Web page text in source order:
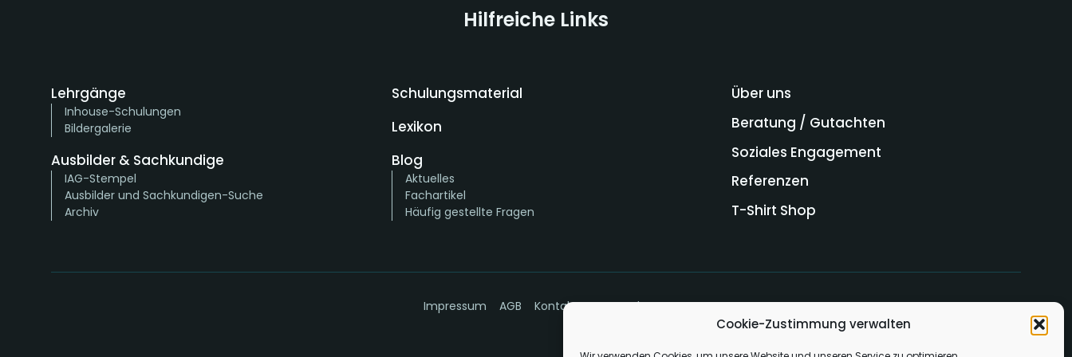
Cookie-Zustimmung verwalten
Hilfreiche Links
Lehrgänge
Inhouse-Schulungen
Bildergalerie
Ausbilder & Sachkundige
IAG-Stempel
Ausbilder und Sachkundigen-Suche
Archiv
Schulungsmaterial
Lexikon
Blog
Aktuelles
Fachartikel
Häufig gestellte Fragen
Über uns
Beratung / Gutachten
Soziales Engagement
Referenzen
T-Shirt Shop
Impressum AGB Kontakt Datenschutz